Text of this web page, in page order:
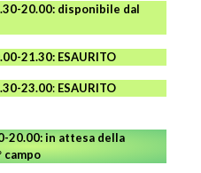
20.00: disponibile dal
21.30: ESAURITO
23.00: ESAURITO
20.00:in attesa della
campo